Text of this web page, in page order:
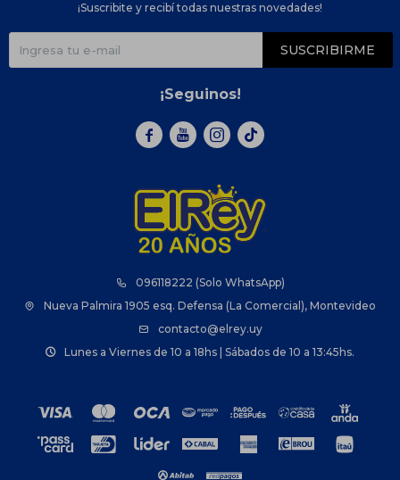
096118222 (Solo WhatsApp)
Nueva Palmira 1905 esq. Defensa (La Comercial), Montevideo
contacto@elrey.uy
Lunes a Viernes de 10 a 18hs | Sábados de 10 a 13:45hs.
¡Suscribite y recibí todas nuestras novedades!
SUSCRIBIRME
¡Seguinos!
  